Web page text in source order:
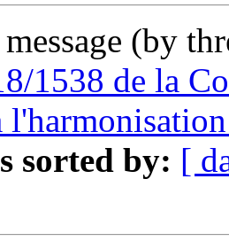
(by
1538 de la
sorted by: [